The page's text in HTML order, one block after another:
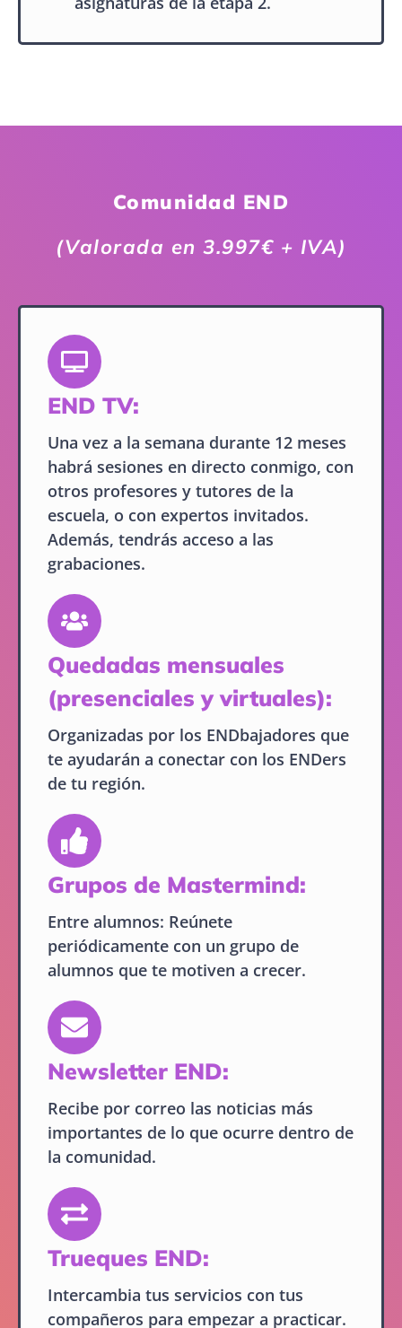
Comunidad END
(Valorada en 3.997€ + IVA)
END TV:
Una vez a la semana durante 12 meses
habrá sesiones en directo conmigo, con
otros profesores y tutores de la
escuela, o con expertos invitados.
Además, tendrás acceso a las
grabaciones.
Quedadas mensuales
(presenciales y virtuales):
Organizadas por los ENDbajadores que
te ayudarán a conectar con los ENDers
de tu región.
Grupos de Mastermind:
Entre alumnos: Reúnete
periódicamente con un grupo de
alumnos que te motiven a crecer.
Newsletter END:
Recibe por correo las noticias más
importantes de lo que ocurre dentro de
la comunidad.
Trueques END:
Intercambia tus servicios con tus
compañeros para empezar a practicar.